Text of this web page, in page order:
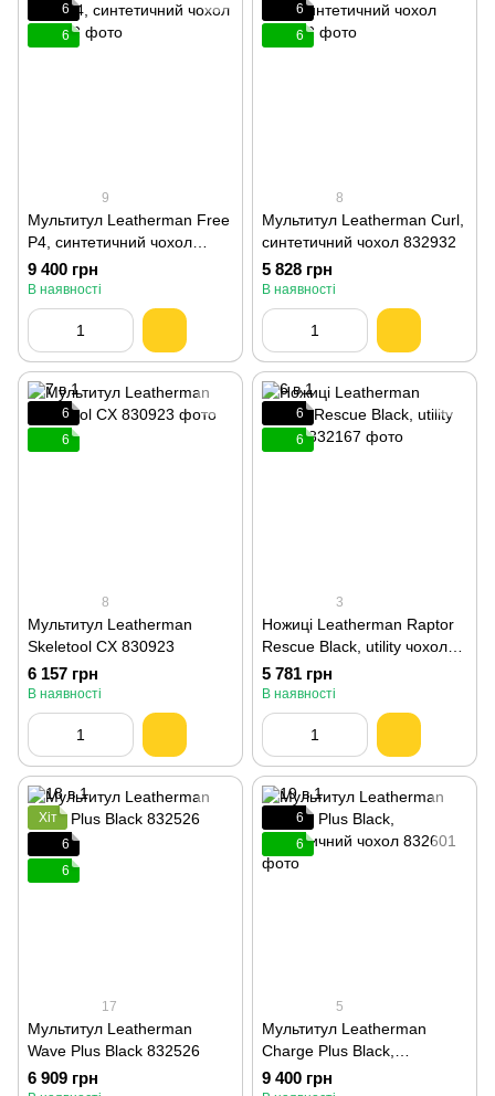
6
6
9
Мультитул Leatherman Free
P4, синтетичний чохол
832642
9 400 грн
В наявності
6
6
8
Мультитул Leatherman Curl,
синтетичний чохол 832932
5 828 грн
В наявності
6
6
8
Мультитул Leatherman
Skeletool CX 830923
6 157 грн
В наявності
6
6
3
Ножиці Leatherman Raptor
Rescue Black, utility чохол
832167
5 781 грн
В наявності
Хіт
6
6
17
Мультитул Leatherman
Wave Plus Black 832526
6 909 грн
6
6
5
Мультитул Leatherman
Charge Plus Black,
синтетичний чохол 832601
9 400 грн